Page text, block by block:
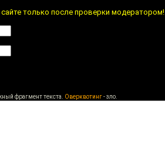
только после проверки модератором!
фрагмент текста. Оверквотинг- зло.